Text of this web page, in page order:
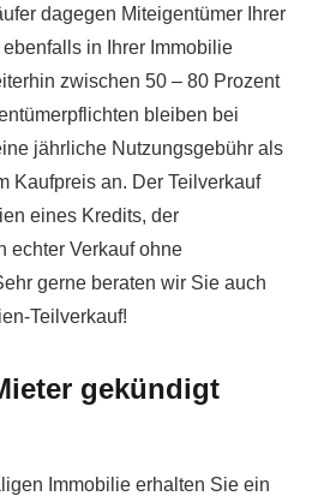
dagegen Miteigentümer Ihrer
in Ihrer Immobilie
zwischen 50 – 80 Prozent
bleiben bei
jährliche Nutzungsgebühr als
Kaufpreis an. Der Teilverkauf
eines Kredits, der
echter Verkauf ohne
gerne beraten wir Sie auch
Teilverkauf!
gekündigt
Immobilie erhalten Sie ein